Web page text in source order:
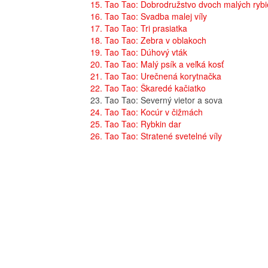
15. Tao Tao: Dobrodružstvo dvoch malých
16. Tao Tao: Svadba malej víly
17. Tao Tao: Tri prasiatka
18. Tao Tao: Zebra v oblakoch
19. Tao Tao: Dúhový vták
20. Tao Tao: Malý psík a veľká kosť
21. Tao Tao: Urečnená korytnačka
22. Tao Tao: Škaredé kačiatko
23. Tao Tao: Severný vietor a sova
24. Tao Tao: Kocúr v čižmách
25. Tao Tao: Rybkin dar
26. Tao Tao: Stratené svetelné víly